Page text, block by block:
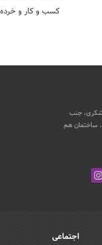
کسب و کار و
لشکری، جنب
ساختمان هم
اجتماعی